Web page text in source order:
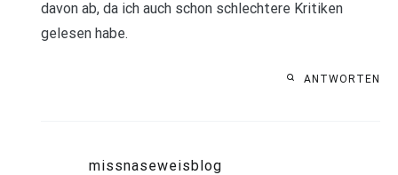
davon ab, da ich auch schon schlechtere Kritiken
gelesen habe.
ANTWORTEN
missnaseweisblog